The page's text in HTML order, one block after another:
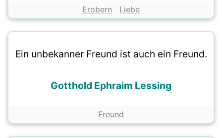
Erobern Liebe
Ein unbekanner Freund ist auch ein Freund.
Gotthold Ephraim Lessing
Freund